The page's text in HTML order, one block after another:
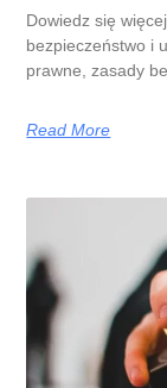
Dowiedz się
bezpieczeństwo i
prawne, zasady
Read More